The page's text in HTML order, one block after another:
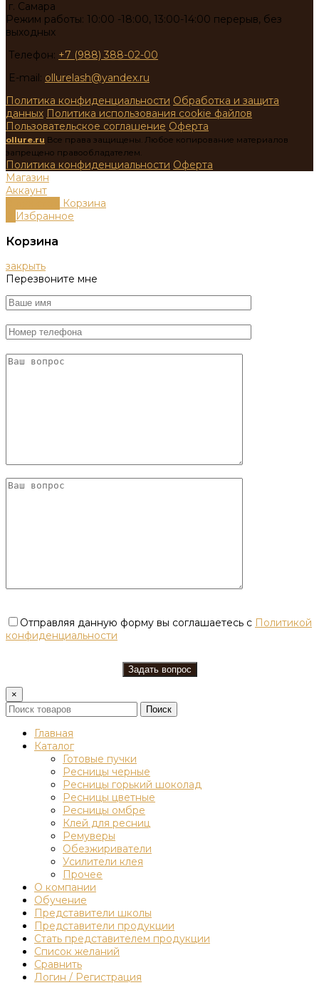
г. Самара
Режим работы: 10:00 -18:00, 13:00-14:00 перерыв, без
выходных
Телефон: +7 (988) 388-02-00
E-mail: ollurelash@yandex.ru
Политика конфиденциальности Обработка и защита
данных Политика использования cookie файлов
Пользовательское соглашение Оферта
ollure.ru Все права защищены. Любое копирование материалов
запрещено правообладателем.
Политика конфиденциальности Оферта
Магазин
Аккаунт
Корзина
Избранное
Корзина
закрыть
Перезвоните мне
Отправляя данную форму вы соглашаетесь с Политикой
конфиденциальности
×
Поиск
Главная
Каталог
Готовые пучки
Ресницы черные
Ресницы горький шоколад
Ресницы цветные
Ресницы омбре
Клей для ресниц
Ремуверы
Обезжириватели
Усилители клея
Прочее
О компании
Обучение
Представители школы
Представители продукции
Стать представителем продукции
Список желаний
Сравнить
Логин / Регистрация